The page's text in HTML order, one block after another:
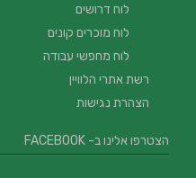
לוח דרושים
לוח מוכרים קונים
לוח מחפשי עבודה
רשת אתרי הלוויין
הצהרת נגישות
הצטרפו אלינו ב- FACEBOOK